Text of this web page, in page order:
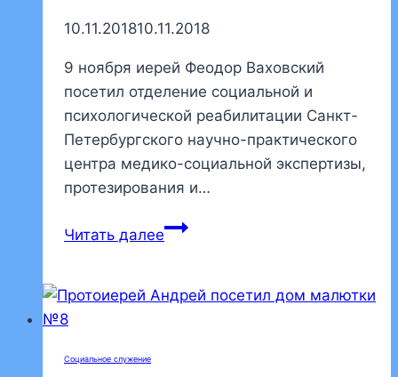
10.11.201810.11.2018
9 ноября иерей Феодор Ваховский
посетил отделение социальной и
психологической реабилитации Санкт-
Петербургского научно-практического
центра медико-социальной экспертизы,
протезирования и…
Читать далееНаш
окормлять
Социальное служение